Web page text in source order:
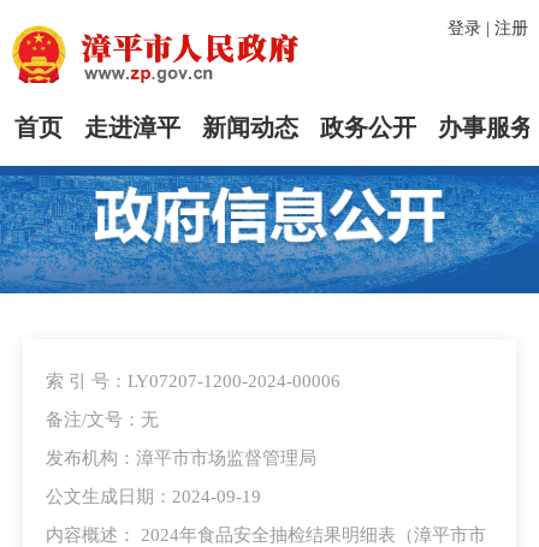
登录| 注册
首页 走进漳平 新闻动态 政务公开 办事服务
索 引 号：LY07207-1200-2024-00006
备注/文号：无
发布机构：漳平市市场监督管理局
公文生成日期：2024-09-19
内容概述： 2024年食品安全抽检结果明细表（漳平市市